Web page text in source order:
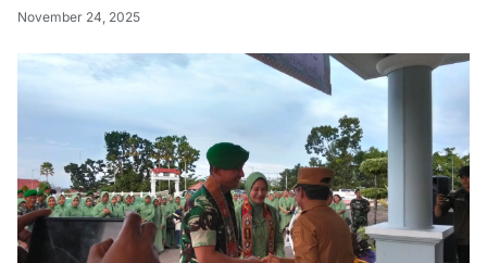
November 24, 2025